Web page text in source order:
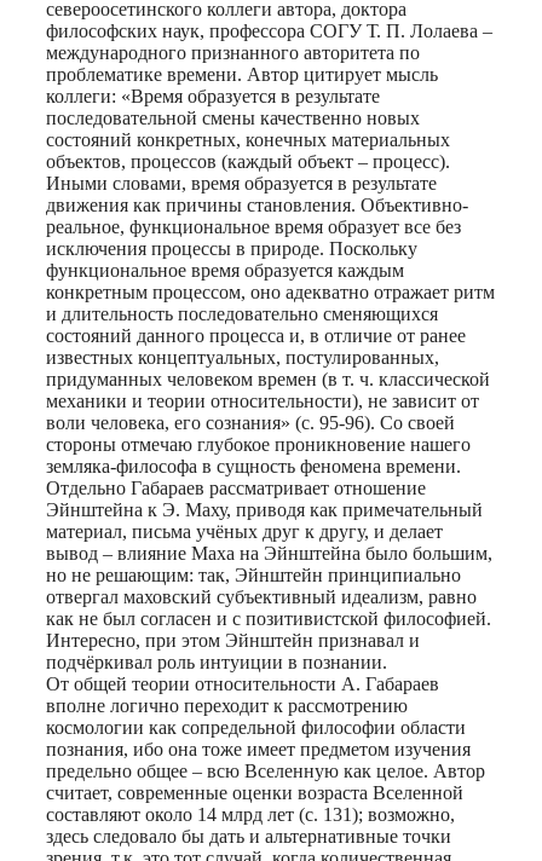
североосетинского коллеги автора, доктора
философских наук, профессора СОГУ Т. П. Лолаева –
международного признанного авторитета по
проблематике времени. Автор цитирует мысль
коллеги: «Время образуется в результате
последовательной смены качественно новых
состояний конкретных, конечных материальных
объектов, процессов (каждый объект – процесс).
Иными словами, время образуется в результате
движения как причины становления. Объективно-
реальное, функциональное время образует все без
исключения процессы в природе. Поскольку
функциональное время образуется каждым
конкретным процессом, оно адекватно отражает ритм
и длительность последовательно сменяющихся
состояний данного процесса и, в отличие от ранее
известных концептуальных, постулированных,
придуманных человеком времен (в т. ч. классической
механики и теории относительности), не зависит от
воли человека, его сознания» (с. 95-96). Со своей
стороны отмечаю глубокое проникновение нашего
земляка-философа в сущность феномена времени.
Отдельно Габараев рассматривает отношение
Эйнштейна к Э. Маху, приводя как примечательный
материал, письма учёных друг к другу, и делает
вывод – влияние Маха на Эйнштейна было большим,
но не решающим: так, Эйнштейн принципиально
отвергал маховский субъективный идеализм, равно
как не был согласен и с позитивистской философией.
Интересно, при этом Эйнштейн признавал и
подчёркивал роль интуиции в познании.
От общей теории относительности А. Габараев
вполне логично переходит к рассмотрению
космологии как сопредельной философии области
познания, ибо она тоже имеет предметом изучения
предельно общее – всю Вселенную как целое. Автор
считает, современные оценки возраста Вселенной
составляют около 14 млрд лет (с. 131); возможно,
здесь следовало бы дать и альтернативные точки